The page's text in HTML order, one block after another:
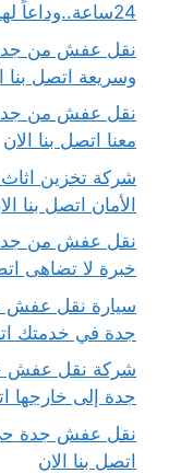
24ساعة..وداعاً لهموم الانتقال
وسريعة اتصل بنا
معنا اتصل بنا الان
الأمان اتصل بنا
خبرة لا تضاهى
جدة في خدمتك
جدة إلى خارجها
اتصل بنا الان